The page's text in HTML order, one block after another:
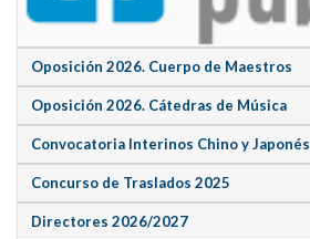
Oposición 2026. Cuerpo de Maestros
Oposición 2026. Cátedras de Música
Convocatoria Interinos Chino y Japonés
Concurso de Traslados 2025
Directores 2026/2027